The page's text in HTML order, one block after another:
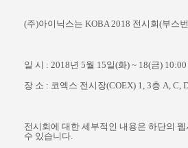
(주)아이닉스는 KOBA 2018 전시회(부스
일 시 : 2018년 5월 15일(화) ~ 18(금)
장 소 : 코엑스 전시장(COEX) 1, 3층 A, C,
전시회에 대한 세부적인 내용은 하단의
수 있습니다.